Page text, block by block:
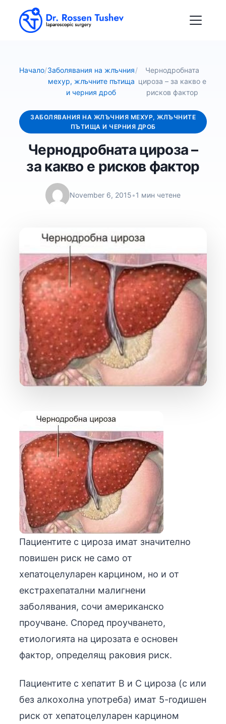
Начало/Заболявания на жлъчния
мехур, жлъчните пътища
и черния дроб
/
Чернодробната
цироза – за какво е
рисков фактор
ЗАБОЛЯВАНИЯ НА ЖЛЪЧНИЯ МЕХУР, ЖЛЪЧНИТЕ
ПЪТИЩА И ЧЕРНИЯ ДРОБ
Чернодробната цироза –
за какво е рисков фактор
November 6, 2015•1 мин четене
Пациентите с цироза имат значително
повишен риск не само от
хепатоцелуларен карцином, но и от
екстрахепатални малигнени
заболявания, сочи американско
проучване. Според проучването,
етиологията на цирозата е основен
фактор, определящ раковия риск.
Пациентите с хепатит В и С цироза (с или
без алкохолна употреба) имат 5-годишен
риск от хепатоцелуларен карцином